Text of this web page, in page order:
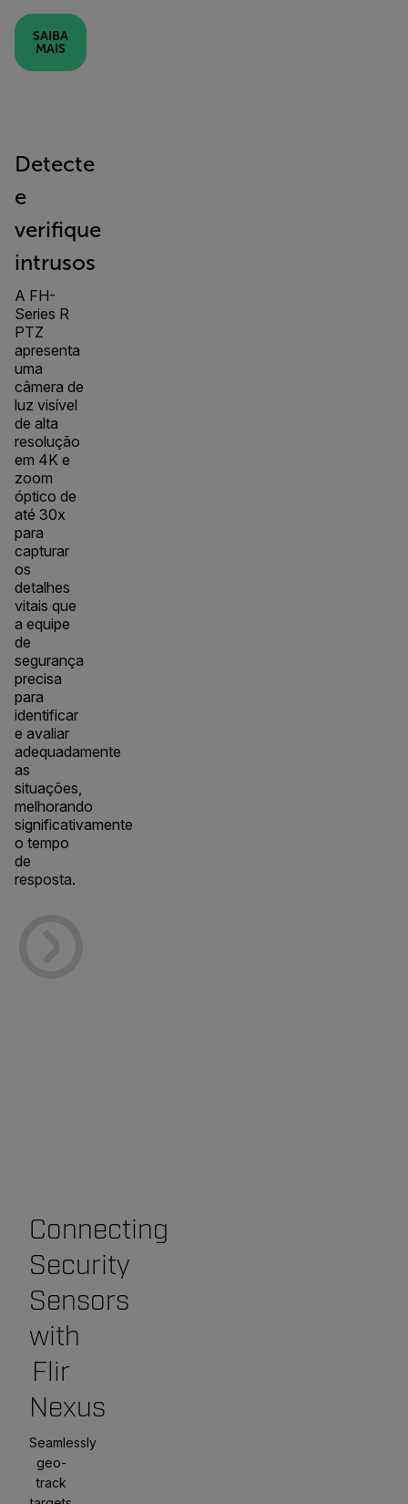
SAIBA
MAIS
Detecte
e
verifique
intrusos
A FH-
Series R
PTZ
apresenta
uma
câmera de
luz visível
de alta
resolução
em 4K e
zoom
óptico de
até 30x
para
capturar
os
detalhes
vitais que
a equipe
de
segurança
precisa
para
identificar
e avaliar
adequadamente
as
situações,
melhorando
significativamente
o tempo
de
resposta.
Connecting
Security
Sensors
with
Flir
Nexus
Seamlessly
geo-
track